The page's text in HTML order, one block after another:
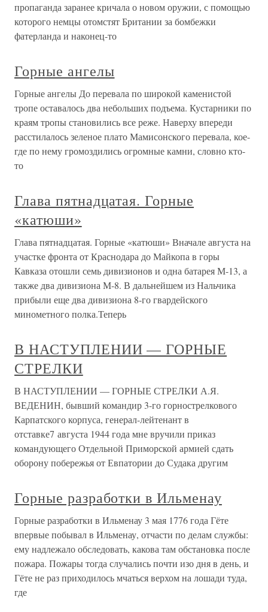
пропаганда заранее кричала о новом оружии, с помощью
которого немцы отомстят Британии за бомбежки
фатерланда и наконец-то
Горные ангелы
Горные ангелы До перевала по широкой каменистой
тропе оставалось два небольших подъема. Кустарники по
краям тропы становились все реже. Наверху впереди
расстилалось зеленое плато Мамисонского перевала, кое-
где по нему громоздились огромные камни, словно кто-
то
Глава пятнадцатая. Горные
«катюши»
Глава пятнадцатая. Горные «катюши» Вначале августа на
участке фронта от Краснодара до Майкопа в горы
Кавказа отошли семь дивизионов и одна батарея М-13, а
также два дивизиона М-8. В дальнейшем из Нальчика
прибыли еще два дивизиона 8-го гвардейского
минометного полка.Теперь
В НАСТУПЛЕНИИ — ГОРНЫЕ
СТРЕЛКИ
В НАСТУПЛЕНИИ — ГОРНЫЕ СТРЕЛКИ А.Я.
ВЕДЕНИН, бывший командир 3-го горно­стрелкового
Карпатского корпуса, генерал-лейтенант в
отставке7 августа 1944 года мне вручили приказ
командующего Отдельной Приморской армией сдать
оборону побережья от Евпатории до Суда­ка другим
Горные разработки в Ильменау
Горные разработки в Ильменау 3 мая 1776 года Гёте
впервые побывал в Ильменау, отчасти по делам службы:
ему надлежало обследовать, какова там обстановка после
пожара. Пожары тогда случались почти изо дня в день, и
Гёте не раз приходилось мчаться верхом на лошади туда,
где